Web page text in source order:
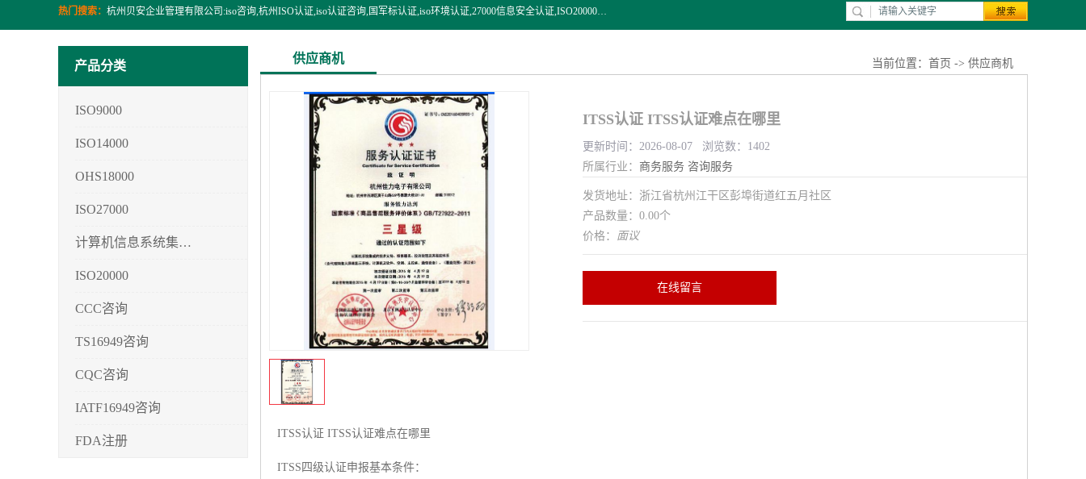
热门搜索： 杭州贝安企业管理有限公司:iso咨询,杭州ISO认证,iso认证咨询,国军标认证,iso环境认证,27000信息安全认证,ISO20000信息技术认证,口罩检测报告,32610检测报告,CCRC认证,ISO50001认证,ITSS认证,两化融合认证,出口口罩检测报告等认证代理服务,本公司有近10年的体系咨询经验,能业务覆盖范围南到海南三亚北到新疆阿克苏.
产品分类
ISO9000
ISO14000
OHS18000
ISO27000
计算机信息系统集成3/4/5
ISO20000
CCC咨询
TS16949咨询
CQC咨询
IATF16949咨询
FDA注册
供应商机 当前位置： 首页 -> 供应商机
ITSS认证 ITSS认证难点在哪里
更新时间：2026-08-07 浏览数：1402
所属行业： 商务服务 咨询服务
发货地址：浙江省杭州江干区彭埠街道红五月社区
产品数量：0.00个
价格： 面议
在线留言
ITSS认证 ITSS认证难点在哪里
ITSS四级认证申报基本条件：